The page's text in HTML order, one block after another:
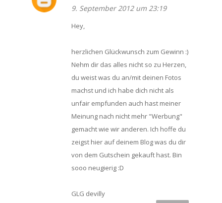
9. September 2012 um 23:19
Hey,
herzlichen Glückwunsch zum Gewinn :)
Nehm dir das alles nicht so zu Herzen,
du weist was du an/mit deinen Fotos
machst und ich habe dich nicht als
unfair empfunden auch hast meiner
Meinung nach nicht mehr "Werbung"
gemacht wie wir anderen. Ich hoffe du
zeigst hier auf deinem Blog was du dir
von dem Gutschein gekauft hast. Bin
sooo neugierig :D
GLG devilly